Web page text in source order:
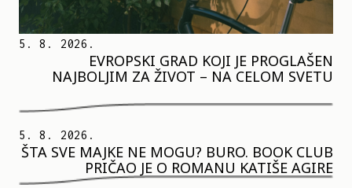
5. 8. 2026.
EVROPSKI GRAD KOJI JE PROGLAŠEN
NAJBOLJIM ZA ŽIVOT – NA CELOM SVETU
5. 8. 2026.
ŠTA SVE MAJKE NE MOGU? BURO. BOOK CLUB
PRIČAO JE O ROMANU KATIŠE AGIRE